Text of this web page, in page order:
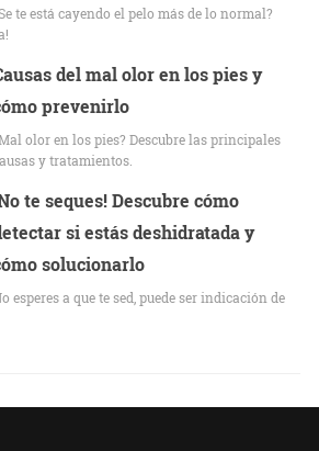
te está cayendo el pelo más de lo normal?
del mal olor en los pies y
prevenirlo
olor en los pies? Descubre las principales
y tratamientos.
te seques! Descubre cómo
si estás deshidratada y
solucionarlo
esperes a que te sed, puede ser indicación de